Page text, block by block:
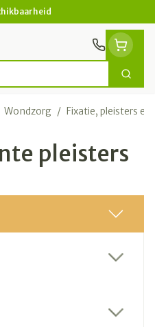
Zoek
Wondzorg / Fixatie, pleisters en
pleisters